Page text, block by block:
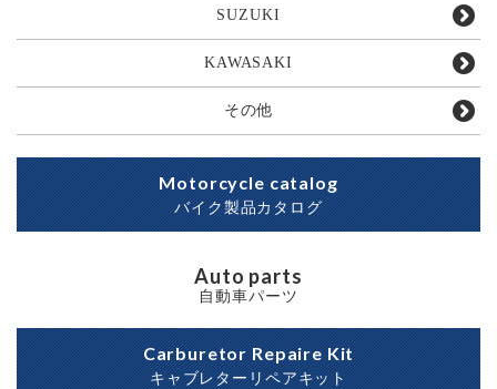
SUZUKI
KAWASAKI
その他
Motorcycle catalog
バイク製品カタログ
Auto parts
自動車パーツ
Carburetor Repaire Kit
キャブレターリペアキット